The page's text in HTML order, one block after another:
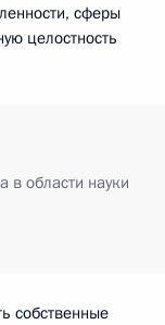
сферы
целостность
в области науки
собственные